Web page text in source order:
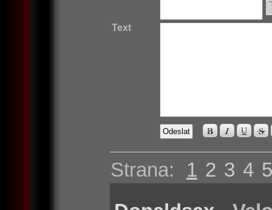
Text
Strana: 1 2 3 4 5